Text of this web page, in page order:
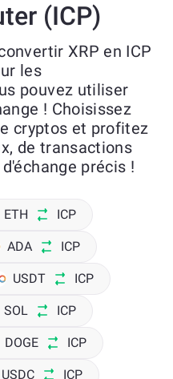
(ICP)
XRP en ICP
les
pouvez utiliser
! Choisissez
cryptos et profitez
de transactions
précis !
ETH ICP
ADA ICP
USDT ICP
SOL ICP
DOGE ICP
USDC ICP